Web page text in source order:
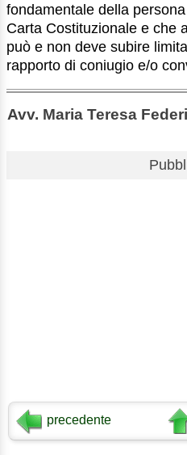
fondamentale della
Carta Costituzionale e che
può e non deve subire
rapporto di coniugio e/o
Avv. Maria Teresa
precedente